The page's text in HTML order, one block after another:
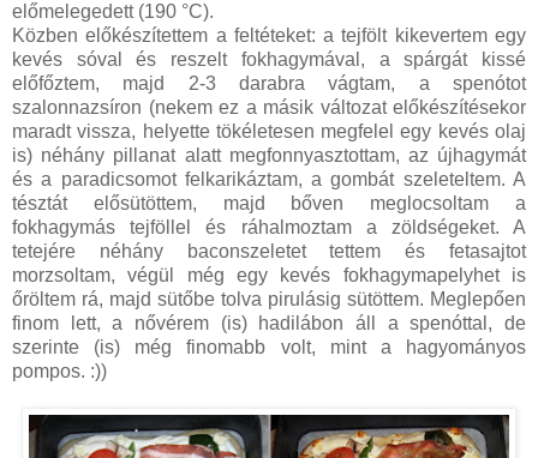
előmelegedett (190 °C).
Közben előkészítettem a feltéteket: a tejfölt kikevertem egy
kevés sóval és reszelt fokhagymával, a spárgát kissé
előfőztem, majd 2-3 darabra vágtam, a spenótot
szalonnazsíron (nekem ez a másik változat előkészítésekor
maradt vissza, helyette tökéletesen megfelel egy kevés olaj
is) néhány pillanat alatt megfonnyasztottam, az újhagymát
és a paradicsomot felkarikáztam, a gombát szeleteltem. A
tésztát elősütöttem, majd bőven meglocsoltam a
fokhagymás tejföllel és ráhalmoztam a zöldségeket. A
tetejére néhány baconszeletet tettem és fetasajtot
morzsoltam, végül még egy kevés fokhagymapelyhet is
őröltem rá, majd sütőbe tolva pirulásig sütöttem. Meglepően
finom lett, a nővérem (is) hadilábon áll a spenóttal, de
szerinte (is) még finomabb volt, mint a hagyományos
pompos. :))